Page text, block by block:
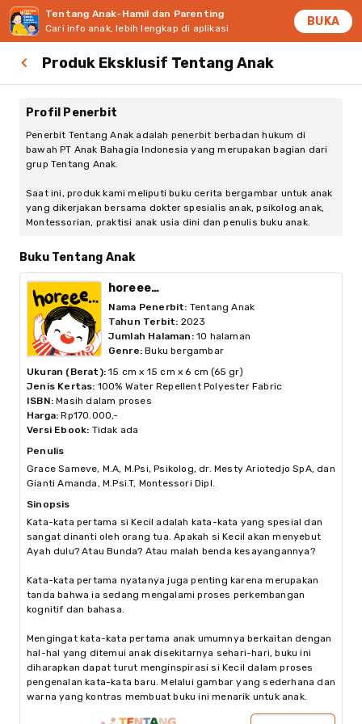
Tentang Anak-Hamil dan Parenting
Cari info anak, lebih lengkap di aplikasi
BUKA
Produk Eksklusif Tentang Anak
Profil Penerbit
Penerbit Tentang Anak adalah penerbit berbadan hukum di
bawah PT Anak Bahagia Indonesia yang merupakan bagian dari
grup Tentang Anak.
Saat ini, produk kami meliputi buku cerita bergambar untuk anak
yang dikerjakan bersama dokter spesialis anak, psikolog anak,
Montessorian, praktisi anak usia dini dan penulis buku anak.
Buku Tentang Anak
horeee…
Nama Penerbit: Tentang Anak
Tahun Terbit: 2023
Jumlah Halaman : 10 halaman
Genre: Buku bergambar
Ukuran (Berat): 15 cm x 15 cm x 6 cm (65 gr)
Jenis Kertas: 100% Water Repellent Polyester Fabric
ISBN: Masih dalam proses
Harga: Rp170.000,-
Versi Ebook: Tidak ada
Penulis
Grace Sameve, M.A, M.Psi, Psikolog, dr. Mesty Ariotedjo SpA, dan
Gianti Amanda, M.Psi.T, Montessori Dipl.
Sinopsis
Kata-kata pertama si Kecil adalah kata-kata yang spesial dan
sangat dinanti oleh orang tua. Apakah si Kecil akan menyebut
Ayah dulu? Atau Bunda? Atau malah benda kesayangannya?
Kata-kata pertama nyatanya juga penting karena merupakan
tanda bahwa ia sedang mengalami proses perkembangan
kognitif dan bahasa.
Mengingat kata-kata pertama anak umumnya berkaitan dengan
hal-hal yang ditemui anak disekitarnya sehari-hari, buku ini
diharapkan dapat turut menginspirasi si Kecil dalam proses
pengenalan kata-kata baru. Melalui gambar yang sederhana dan
warna yang kontras membuat buku ini menarik untuk anak.